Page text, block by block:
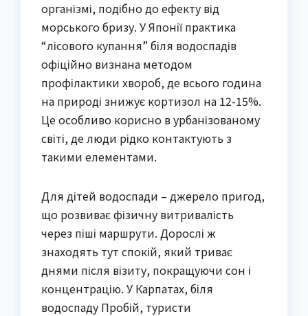
організмі, подібно до ефекту від
морського бризу. У Японії практика
“лісового купання” біля водоспадів
офіційно визнана методом
профілактики хвороб, де всього година
на природі знижує кортизол на 12-15%.
Це особливо корисно в урбанізованому
світі, де люди рідко контактують з
такими елементами.
Для дітей водоспади – джерело пригод,
що розвиває фізичну витривалість
через піші маршрути. Дорослі ж
знаходять тут спокій, який триває
днями після візиту, покращуючи сон і
концентрацію. У Карпатах, біля
водоспаду Пробій, туристи